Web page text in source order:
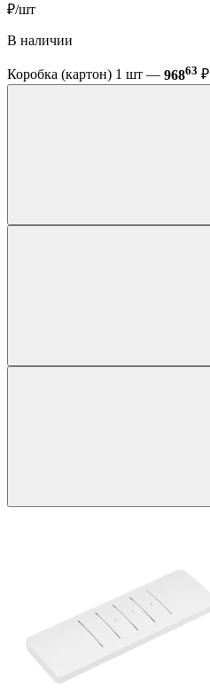
₽/шт
В наличии
Коробка (картон) 1 шт — 96863 ₽